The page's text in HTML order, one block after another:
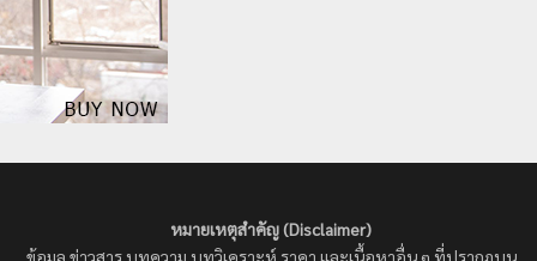
หมายเหตุสำคัญ (Disclaimer)
ข้อมูล ข่าวสาร บทความ บทวิเคราะห์ ราคา และเนื้อหาอื่น ๆ ที่ปรากฏบน